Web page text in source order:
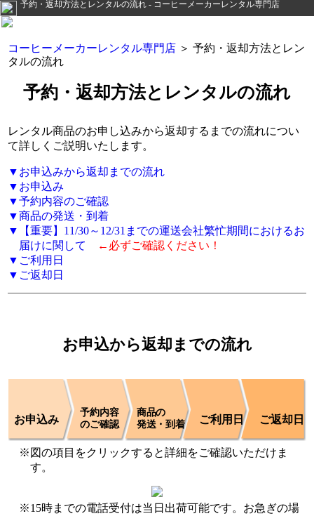
予約・返却方法とレンタルの流れ - コーヒーメーカーレンタル専門店
コーヒーメーカーレンタル専門店 ＞ 予約・返却方法とレン
タルの流れ
予約・返却方法とレンタルの流れ
レンタル商品のお申し込みから返却するまでの流れについ
て詳しくご説明いたします。
お申込みから返却までの流れ
お申込み
予約内容のご確認
商品の発送・到着
【重要】11/30～12/31までの運送会社繁忙期間におけるお
届けに関して
←必ずご確認ください！
ご利用日
ご返却日
お申込から返却までの流れ
お申込み
予約内容
のご確認
商品の
発送・到着
ご利用日 ご返却日
図の項目をクリックすると詳細をご確認いただけま
す。
15時までの電話受付は当日出荷可能です。お急ぎの場